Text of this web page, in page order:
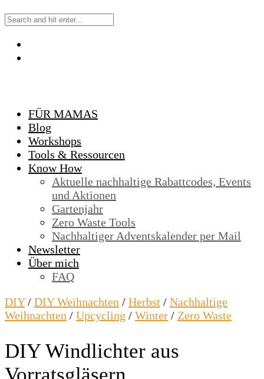
FÜR MAMAS
Blog
Workshops
Tools & Ressourcen
Know How
Aktuelle nachhaltige Rabattcodes, Events
und Aktionen
Gartenjahr
Zero Waste Tools
Nachhaltiger Adventskalender per Mail
Newsletter
Über mich
FAQ
DIY/ DIY Weihnachten / Herbst / Nachhaltige
Weihnachten / Upcycling / Winter / Zero Waste
DIY Windlichter aus